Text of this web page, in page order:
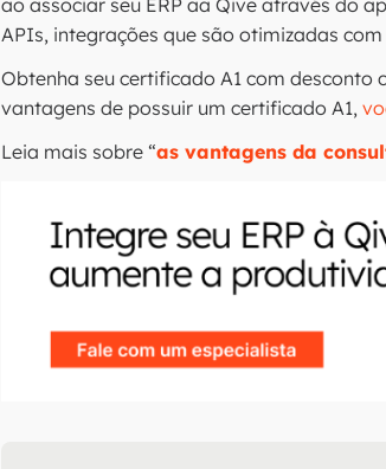
ao associar seu ERP aa Qive através do
APIs, integrações que são otimizadas com
Obtenha seu certificado A1 com desconto
vantagens de possuir um certificado A1,
Leia mais sobre “as vantagens da